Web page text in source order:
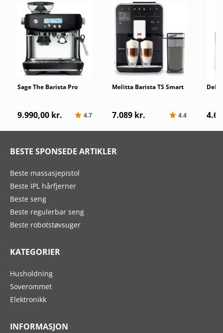
Sage The Barista Pro
9.990,00 kr. 4.7
Melitta Barista TS Smart
7.089 kr. 4.4
INFORMASJON
KATEGORIER
Husholdning
Soverommet
Elektronikk
BESTE SPONSEDE ARTIKLER
Beste massasjepistol
Beste IPL hårfjerner
Beste seng
Beste regulerbar seng
Beste robotstøvsuger